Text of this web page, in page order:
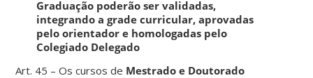
Graduação poderão ser validadas,
integrando a grade curricular, aprovadas
pelo orientador e homologadas pelo
Colegiado Delegado
Art. 45 – Os cursos de Mestrado e Doutorado